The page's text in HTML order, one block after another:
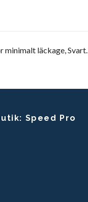
minimalt läckage, Svart.
Speed Pro